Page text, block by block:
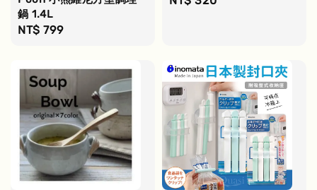
鍋 1.4L
Regular
NT$ 799